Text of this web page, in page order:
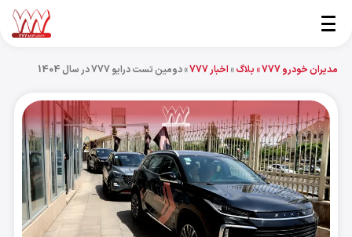
مدیران خودرو 777 » بلاگ» اخبار 777 »دومین تست درایو 777 در سال 1404